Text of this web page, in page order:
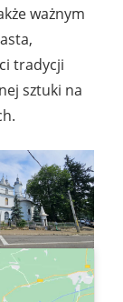
ważnym
tradycji
sztuki na